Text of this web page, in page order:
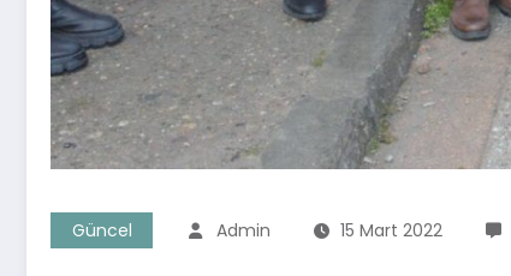
Güncel Admin 15 Mart 2022